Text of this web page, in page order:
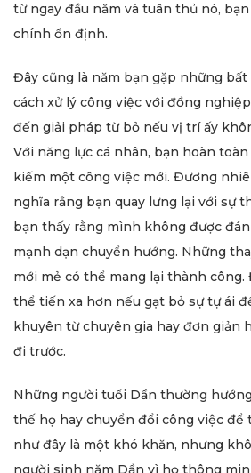
từ ngay đầu năm và tuân thủ nó,
chính ổn định.
Đây cũng là năm bạn gặp những
cách xử lý công việc với đồng
đến giải pháp từ bỏ nếu vị trí ấy
Với năng lực cá nhân, bạn hoàn
kiếm một công việc mới. Đương
nghĩa rằng bạn quay lưng lại với sự
bạn thấy rằng mình không được
mạnh dạn chuyển hướng. Những
mới mẻ có thể mang lại thành công.
thể tiến xa hơn nếu gạt bỏ sự tự ái
khuyên từ chuyên gia hay đơn giản
đi trước.
Những người tuổi Dần thường
thế họ hay chuyển đổi công việc để
như đây là một khó khăn, nhưng
người sinh năm Dần vì họ thông